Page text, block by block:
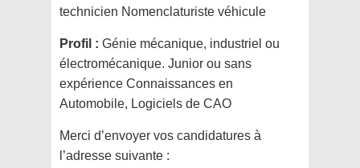
technicien Nomenclaturiste véhicule
Profil : Génie mécanique, industriel ou
électromécanique. Junior ou sans
expérience Connaissances en
Automobile, Logiciels de CAO
Merci d’envoyer vos candidatures à
l’adresse suivante :